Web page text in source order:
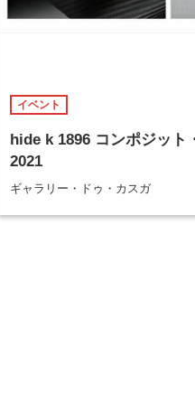
イベント
hide k 1896 コンポジット
2021
ギャラリー・ドゥ・カスガ